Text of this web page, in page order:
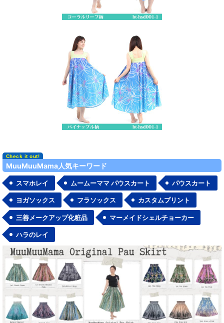
MuuMuuMama人気キーワード
スマホレイ ムームーママ パウスカート パウスカート
ヨガソックス フラソックス カスタムプリント
三善メークアップ化粧品 マーメイドシェルチョーカー
ハラのレイ